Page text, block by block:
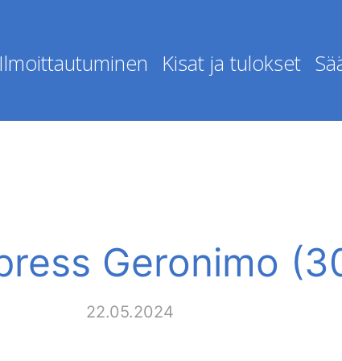
Ilmoittautuminen Kisat ja tulokset
Geronimo
22.05.2024